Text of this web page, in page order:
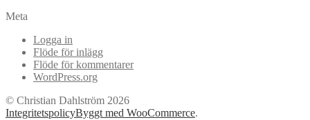
Meta
Logga in
Flöde för inlägg
Flöde för kommentarer
WordPress.org
© Christian Dahlström 2026
IntegritetspolicyByggt med WooCommerce.